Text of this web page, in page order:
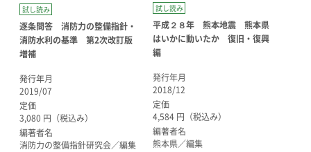
試し読み
逐条問答 消防力の整備指針・
消防水利の基準 第2次改訂版
増補
発行年月
2019/07
定価
3,080 円（税込み）
編著者名
消防力の整備指針研究会／編集
試し読み
平成２８年 熊本地震 熊本県
はいかに動いたか 復旧・復興
編
発行年月
2018/12
定価
4,584 円（税込み）
編著者名
熊本県／編集